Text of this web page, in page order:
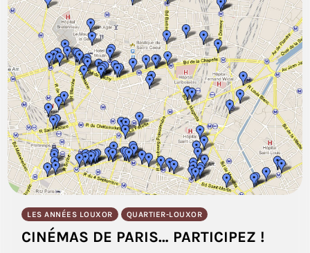
LES ANNÉES LOUXOR QUARTIER-LOUXOR
CINÉMAS DE PARIS… PARTICIPEZ !